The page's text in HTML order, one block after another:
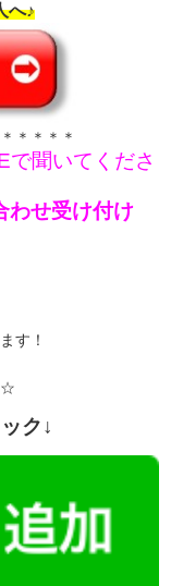
へ♪
＊＊＊＊
で聞いてくださ
わせ受け付け
す！
☆
ク↓